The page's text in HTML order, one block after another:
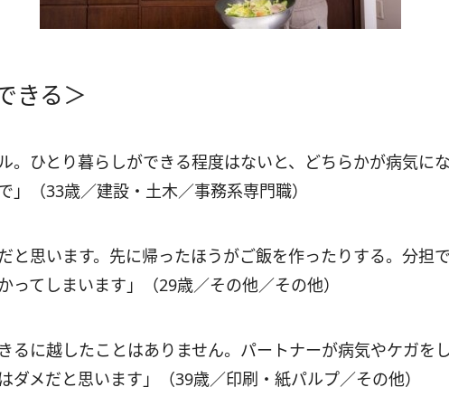
きる＞
。ひとり暮らしができる程度はないと、どちらかが病気に
」（33歳／建設・土木／事務系専門職）
と思います。先に帰ったほうがご飯を作ったりする。分担
ってしまいます」（29歳／その他／その他）
るに越したことはありません。パートナーが病気やケガをし
ダメだと思います」（39歳／印刷・紙パルプ／その他）